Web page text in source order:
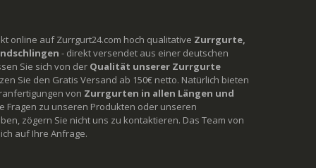
online auf Zurrgurt24.com hoch qualitative Zurrgurte,
- direkt versendet aus einer deutschen
Sie sich von der Qualität unserer Zurrgurte
Sie den Gratis Versand ab 150€ netto. Natürlich bieten
von Zurrgurten in allen Längen und
Fragen zu unseren Produkten oder unseren
zögern Sie nicht uns zu kontaktieren. Das Team von
auf Ihre Anfrage.